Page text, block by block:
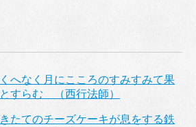
へなく月にこころのすみすみて果
すらむ （西行法師）
たてのチーズケーキが息をする鉄